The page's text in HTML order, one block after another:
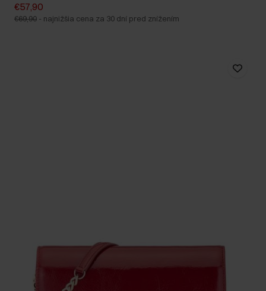
€57,90
€69,90 - najnižšia cena za 30 dní pred znížením